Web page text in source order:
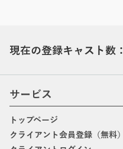
現在の登録キャスト数：
サービス
トップページ
クライアント会員登録（無料）